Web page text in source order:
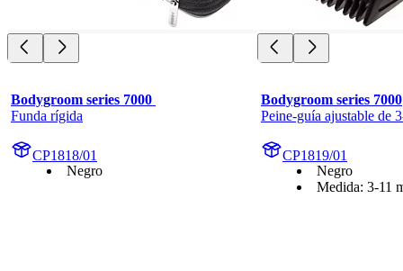
Bodygroom series 7000
Funda rígida
CP1818/01
Negro
Bodygroom series 7000
Peine-guía ajustable de
CP1819/01
Negro
Medida: 3-11